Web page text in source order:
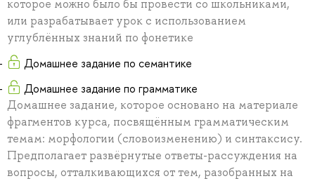
которое можно было бы провести со школьниками,
или разрабатывает урок с использованием
углублённых знаний по фонетике
Домашнее задание по семантике
Домашнее задание по грамматике
Домашнее задание, которое основано на материале
фрагментов курса, посвящённым грамматическим
темам: морфологии (словоизменению) и синтаксису.
Предполагает развёрнутые ответы-рассуждения на
вопросы, отталкивающихся от тем, разобранных на